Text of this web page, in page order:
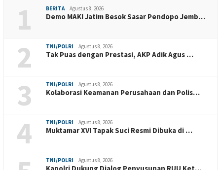
1 BERITA Agustus 8, 2026
Demo MAKI Jatim Besok Sasar Pendopo Jemb…
2 TNI/POLRI Agustus 8, 2026
Tak Puas dengan Prestasi, AKP Adik Agus …
3 TNI/POLRI Agustus 8, 2026
Kolaborasi Keamanan Perusahaan dan Polis…
4 TNI/POLRI Agustus 8, 2026
Muktamar XVI Tapak Suci Resmi Dibuka di …
TNI/POLRI Agustus 8, 2026